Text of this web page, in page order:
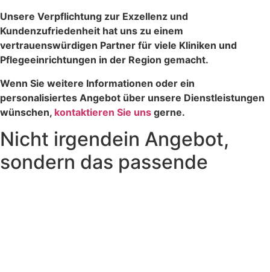
Unsere Verpflichtung zur Exzellenz und
Kundenzufriedenheit hat uns zu einem
vertrauenswürdigen Partner für viele Kliniken und
Pflegeeinrichtungen in der Region gemacht.
Wenn Sie weitere Informationen oder ein
personalisiertes Angebot über unsere Dienstleistungen
wünschen, kontaktieren Sie uns gerne.
Nicht irgendein Angebot,
sondern das passende